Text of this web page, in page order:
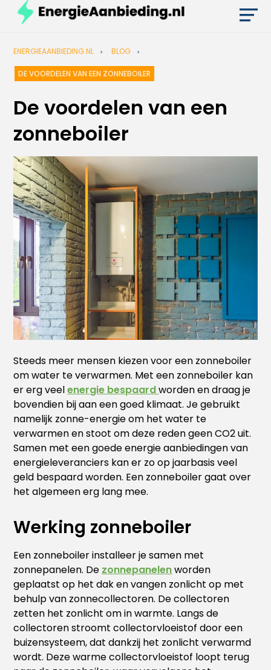
ENERGIEAANBIEDING.NL BLOG
DE VOORDELEN VAN EEN ZONNEBOILER
De voordelen van een
zonneboiler
Steeds meer mensen kiezen voor een zonneboiler
om water te verwarmen. Met een zonneboiler kan
er erg veelenergie bespaardworden en draag je
bovendien bij aan een goed klimaat. Je gebruikt
namelijk zonne-energie om het water te
verwarmen en stoot om deze reden geen CO2 uit.
Samen met een goede energie aanbiedingen van
energieleveranciers kan er zo op jaarbasis veel
geld bespaard worden. Een zonneboiler gaat over
het algemeen erg lang mee.
Werking zonneboiler
Een zonneboiler installeer je samen met
zonnepanelen. De zonnepanelenworden
geplaatst op het dak en vangen zonlicht op met
behulp van zonnecollectoren. De collectoren
zetten het zonlicht om in warmte. Langs de
collectoren stroomt collectorvloeistof door een
buizensysteem, dat dankzij het zonlicht verwarmd
wordt. Deze warme collectorvloeistof loopt terug